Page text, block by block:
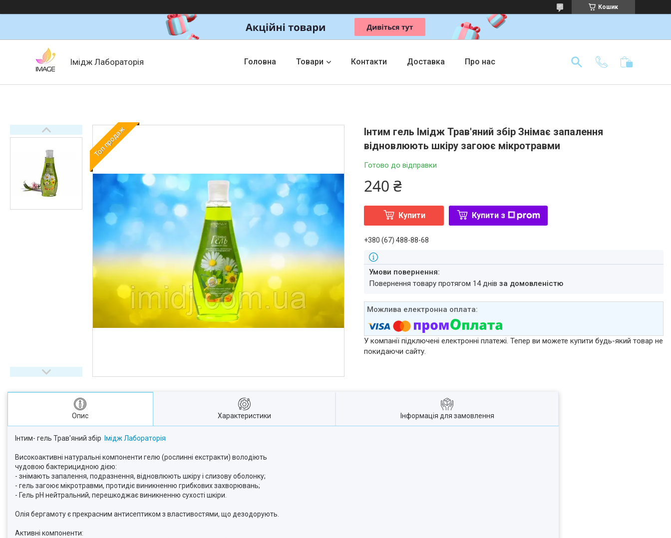
Кошик
Імідж Лабораторія Головна Товари Контакти Доставка Про нас
Топ продаж
Інтим гель Імідж Трав'яний збір Знімає запалення
відновлюють шкіру загоює мікротравми
Готово до відправки
240 ₴
Купити Купити з
+380 (67) 488-88-68
повернення товару протягом 14 днівза домовленістю
У компанії підключені електронні платежі. Тепер ви можете купити будь-який товар не
покидаючи сайту.
Опис Характеристики Інформація для замовлення
Інтим- гель Трав'яний збір Імідж Лабораторія
Високоактивні натуральні компоненти гелю (рослинні екстракти) володіють
чудовою бактерицидною дією:
- знімають запалення, подразнення, відновлюють шкіру і слизову оболонку;
- гель загоює мікротравми, протидіє виникненню грибкових захворювань;
- Гель рН нейтральний, перешкоджає виникненню сухості шкіри.
Олія бергамоту є прекрасним антисептиком з властивостями, що дезодорують.
Активні компоненти: